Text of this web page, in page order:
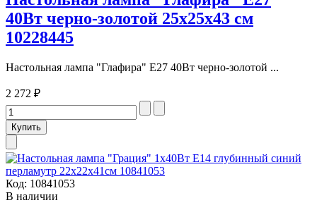
40Вт черно-золотой 25х25х43 см
10228445
Настольная лампа "Глафира" Е27 40Вт черно-золотой ...
2 272 ₽
Код: 10841053
В наличии